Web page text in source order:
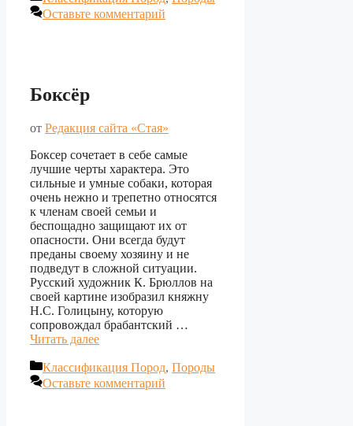
Оставьте комментарий
Боксёр
от Редакция сайта «Стая»
Боксер сочетает в себе самые
лучшие черты характера. Это
сильные и умные собаки, которая
очень нежно и трепетно относятся
к членам своей семьи и
беспощадно защищают их от
опасности. Они всегда будут
преданы своему хозяину и не
подведут в сложной ситуации.
Русский художник К. Брюллов на
своей картине изобразил княжну
Н.С. Голицыну, которую
сопровождал брабантский …
Читать далее
Рубрики
Классификация Пород, Породы
Оставьте комментарий